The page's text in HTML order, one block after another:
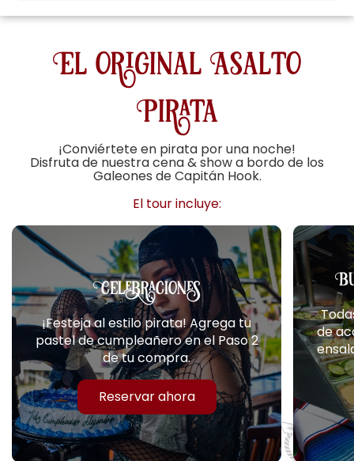
El original Asalto
Pirata
¡Conviértete en pirata por una noche!
Disfruta de nuestra cena & show a bordo de los
Galeones de Capitán Hook.
El tour incluye:
Celebraciones
¡Festeja al estilo pirata! Agrega tu
pastel de cumpleañero en el Paso 2
de tu compra.
Reservar ahora
de